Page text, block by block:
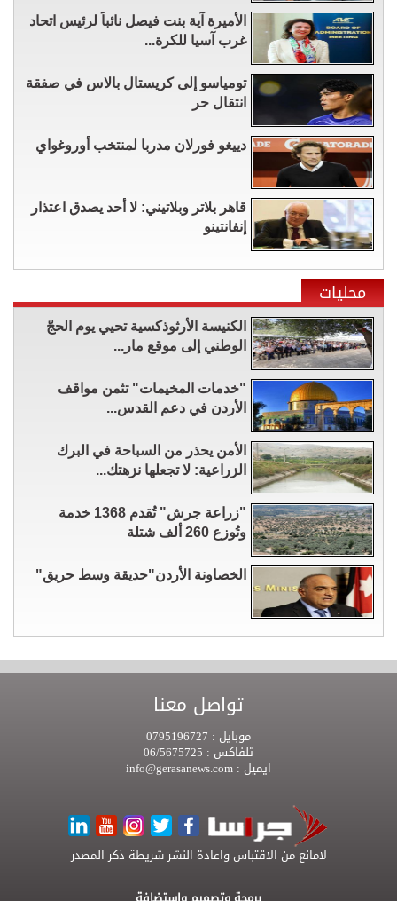
الأميرة آية بنت فيصل نائباً لرئيس اتحاد
غرب آسيا للكرة...
تومياسو إلى كريستال بالاس في صفقة
انتقال حر
دييغو فورلان مدربا لمنتخب أوروغواي
قاهر بلاتر وبلاتيني: لا أحد يصدق اعتذار
إنفانتينو
محليات
الكنيسة الأرثوذكسية تحيي يوم الحجّ
الوطني إلى موقع مار...
"خدمات المخيمات" تثمن مواقف
الأردن في دعم القدس...
الأمن يحذر من السباحة في البرك
الزراعية: لا تجعلها نزهتك...
"زراعة جرش" تُقدم 1368 خدمة
وتُوزع 260 ألف شتلة
الخصاونة الأردن"حديقة وسط حريق"
تواصل معنا
موبايل :
تلفاكس :
ايميل :
لامانع من الاقتباس واعادة النشر شريطة ذكر المصدر